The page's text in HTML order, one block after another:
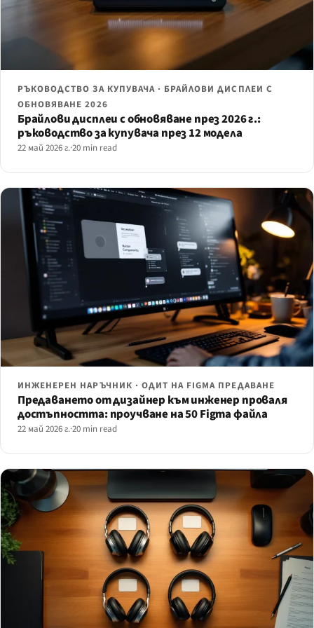
РЪКОВОДСТВО ЗА КУПУВАЧА · БРАЙЛОВИ ДИСПЛЕИ С
ОБНОВЯВАНЕ 2026
Брайлови дисплеи с обновяване през 2026 г.:
ръководство за купувача през 12 модела
22 май 2026 г.·20 min read
ИНЖЕНЕРЕН НАРЪЧНИК · ОДИТ НА FIGMA ПРЕДАВАНЕ
Предаването от дизайнер към инженер проваля
достъпността: проучване на 50 Figma файла
22 май 2026 г.·20 min read